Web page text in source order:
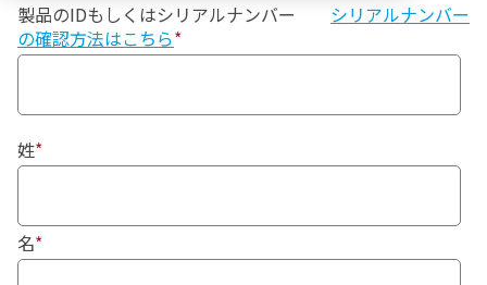
製品のIDもしくはシリアルナンバー シリアルナンバー
の確認方法はこちら*
姓*
名*